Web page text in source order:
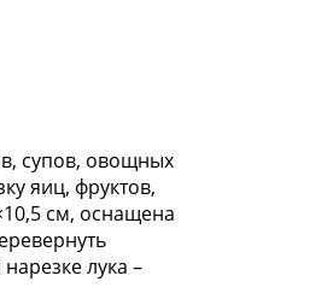
супов, овощных
яиц, фруктов,
см, оснащена
лука –